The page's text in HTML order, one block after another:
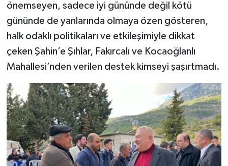
önemseyen, sadece iyi gününde değil kötü
gününde de yanlarında olmaya özen gösteren,
halk odaklı politikaları ve etkileşimiyle dikkat
çeken Şahin’e Şıhlar, Fakırcalı ve Kocaoğlanlı
Mahallesi’nden verilen destek kimseyi şaşırtmadı.